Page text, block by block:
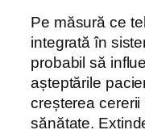
Pe măsură ce
integrată în
probabil să
așteptările
creșterea
sănătate.